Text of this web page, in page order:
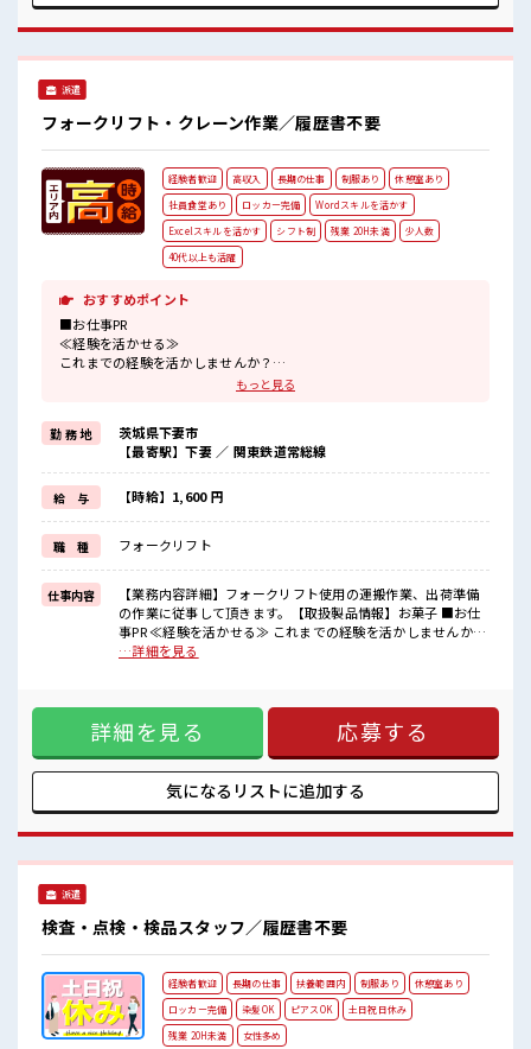
テップUPしていきましょう♪ 一息つける休憩スペースもあり
ます！ ■職場の雰囲気 《男女スタッフさん活躍中》フォロー
り！ キレイに整備された働きやすい職場です！ #ryo
派遣
フォークリフト・クレーン作業／履歴書不要
経験者歓迎 高収入 長期の仕事 制服あり
休憩室あり
社員食堂あり
ロッカー完備
Wordスキルを活かす
Excelスキルを活かす
シフト制 残業 20H未満
少人数
40代以上も活躍
おすすめポイント
■お仕事PR
≪経験を活かせる≫
これまでの経験を活かしませんか？
≪1日1時間程の残業で収入アップ≫
残業は月20時間未満で、
ほどよく稼げます♪
≪ラクラク制服アリ≫
制服があるので、
毎日の服装の悩み解消♪
≪収入アップを目指せる≫
高時給だらけの派遣のお仕事です！
■職場の雰囲気
“コジンマリ”が好きな方にもお勧め！！
少人数の職場です♪
休憩室で楽しくおしゃべり！
ロッカー付き職場♪
もっと見る
勤 務 地
茨城県下妻市
【最寄駅】下妻 ／ 関東鉄道常総線
給 与 【時給】1,600 円
職 種 フォークリフト
仕事内容
【業務内容詳細】フォークリフト使用の運搬作業、出荷準備
の作業に従事して頂きます。【取扱製品情報】お菓子 ■お仕
事PR ≪経験を活かせる≫ これまでの経験を活かしませんか？
ブランクがあっても大丈夫♪ 経験はちょっとだけ…という方
るので、 毎日の服装の悩み解消♪ ≪収入アップを目指せる≫
高時給だらけの派遣のお仕事です！ ■職場の雰囲気 “コジン
マリ”が好きな方にもお勧め！！ 少人数の職場です♪ 休憩室
で楽しくおしゃべり！ ストレス解消☆ 持ち物が多いあなたに
もぴったり☆ ロッカー付き職場♪
…詳細を見る
詳細を見る 応募する
気になるリストに追加する
派遣
検査・点検・検品スタッフ／履歴書不要
経験者歓迎 長期の仕事 扶養範囲内 制服あり
休憩室あり
ロッカー完備
染髪OK ピアスOK
土日祝日休み
残業 20H未満
女性多め